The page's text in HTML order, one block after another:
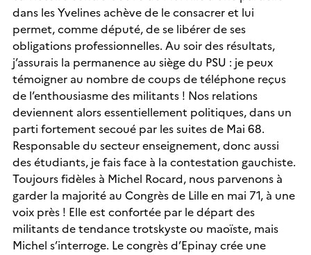
dans les Yvelines achève de le consacrer et lui
permet, comme député, de se libérer de ses
obligations professionnelles. Au soir des résultats,
j’assurais la permanence au siège du PSU : je peux
témoigner au nombre de coups de téléphone reçus
de l’enthousiasme des militants ! Nos relations
deviennent alors essentiellement politiques, dans un
parti fortement secoué par les suites de Mai 68.
Responsable du secteur enseignement, donc aussi
des étudiants, je fais face à la contestation gauchiste.
Toujours fidèles à Michel Rocard, nous parvenons à
garder la majorité au Congrès de Lille en mai 71, à une
voix près ! Elle est confortée par le départ des
militants de tendance trotskyste ou maoïste, mais
Michel s’interroge. Le congrès d’Epinay crée une